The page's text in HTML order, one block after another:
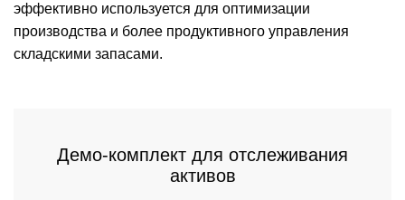
эффективно используется для оптимизации
производства и более продуктивного управления
складскими запасами.
Демо-комплект для отслеживания
активов